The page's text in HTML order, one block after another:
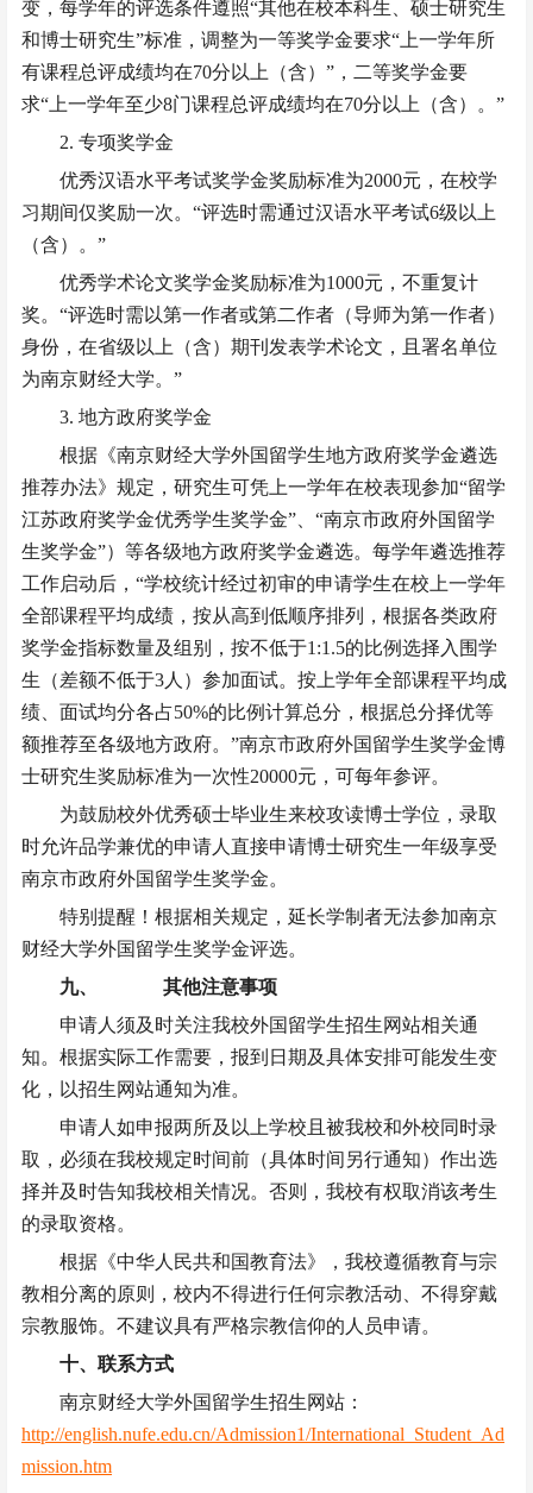
变，每学年的评选条件遵照“其他在校本科生、硕士研究生
和博士研究生”标准，调整为一等奖学金要求“上一学年所
有课程总评成绩均在70分以上（含）”，二等奖学金要
求“上一学年至少8门课程总评成绩均在70分以上（含）。”
2. 专项奖学金
优秀汉语水平考试奖学金奖励标准为2000元，在校学
习期间仅奖励一次。“评选时需通过汉语水平考试6级以上
（含）。”
优秀学术论文奖学金奖励标准为1000元，不重复计
奖。“评选时需以第一作者或第二作者（导师为第一作者）
身份，在省级以上（含）期刊发表学术论文，且署名单位
为南京财经大学。”
3. 地方政府奖学金
根据《南京财经大学外国留学生地方政府奖学金遴选
推荐办法》规定，研究生可凭上一学年在校表现参加“留学
江苏政府奖学金优秀学生奖学金”、“南京市政府外国留学
生奖学金”）等各级地方政府奖学金遴选。每学年遴选推荐
工作启动后，“学校统计经过初审的申请学生在校上一学年
全部课程平均成绩，按从高到低顺序排列，根据各类政府
奖学金指标数量及组别，按不低于1:1.5的比例选择入围学
生（差额不低于3人）参加面试。按上学年全部课程平均成
绩、面试均分各占50%的比例计算总分，根据总分择优等
额推荐至各级地方政府。”南京市政府外国留学生奖学金博
士研究生奖励标准为一次性20000元，可每年参评。
为鼓励校外优秀硕士毕业生来校攻读博士学位，录取
时允许品学兼优的申请人直接申请博士研究生一年级享受
南京市政府外国留学生奖学金。
特别提醒！根据相关规定，延长学制者无法参加南京
财经大学外国留学生奖学金评选。
九、
其他注意事项
申请人须及时关注我校外国留学生招生网站相关通
知。根据实际工作需要，报到日期及具体安排可能发生变
化，以招生网站通知为准。
申请人如申报两所及以上学校且被我校和外校同时录
取，必须在我校规定时间前（具体时间另行通知）作出选
择并及时告知我校相关情况。否则，我校有权取消该考生
的录取资格。
根据《中华人民共和国教育法》，我校遵循教育与宗
教相分离的原则，校内不得进行任何宗教活动、不得穿戴
宗教服饰。不建议具有严格宗教信仰的人员申请。
十、联系方式
南京财经大学外国留学生招生网站：
http://english.nufe.edu.cn/Admission1/International_Student_Ad
mission.htm